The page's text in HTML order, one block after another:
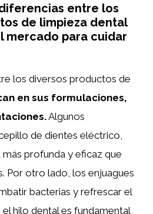
entre los
de limpieza dental
mercado para cuidar
los diversos productos de
en sus formulaciones,
Algunos
de dientes eléctrico,
profunda y eficaz que
Por otro lado, los enjuagues
bacterias y refrescar el
hilo dental es fundamental